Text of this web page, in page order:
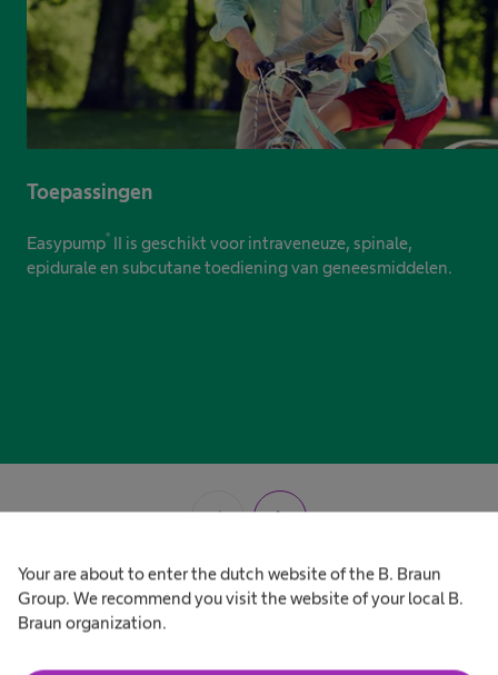
Your are about to enter the dutch website of the B. Braun
Group. We recommend you visit the website of your local B.
Braun organization.
Toepassingen
Easypump®
II is geschikt voor intraveneuze, spinale,
epidurale en subcutane toediening van geneesmiddelen.
chevron_left chevron_right